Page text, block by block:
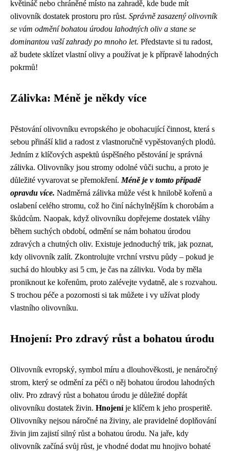
květináč nebo chráněné místo na zahradě, kde bude mít
olivovník dostatek prostoru pro růst. Správně zasazený olivovník
se vám odmění bohatou úrodou lahodných oliv a stane se
dominantou vaší zahrady po mnoho let. Představte si tu radost,
až budete sklízet vlastní olivy a používat je k přípravě lahodných
pokrmů!
Zálivka: Méně je někdy více
Pěstování olivovníku evropského je obohacující činnost, která s
sebou přináší klid a radost z vlastnoručně vypěstovaných plodů.
Jedním z klíčových aspektů úspěšného pěstování je správná
zálivka. Olivovníky jsou stromy odolné vůči suchu, a proto je
důležité vyvarovat se přemokření. Méně je v tomto případě
opravdu více. Nadměrná zálivka může vést k hnilobě kořenů a
oslabení celého stromu, což ho činí náchylnějším k chorobám a
škůdcům. Naopak, když olivovníku dopřejeme dostatek vláhy
během suchých období, odmění se nám bohatou úrodou
zdravých a chutných oliv. Existuje jednoduchý trik, jak poznat,
kdy olivovník zalít. Zkontrolujte vrchní vrstvu půdy – pokud je
suchá do hloubky asi 5 cm, je čas na zálivku. Voda by měla
proniknout ke kořenům, proto zalévejte vydatně, ale s rozvahou.
S trochou péče a pozornosti si tak můžete i vy užívat plody
vlastního olivovníku.
Hnojení: Pro zdravý růst a bohatou úrodu
Olivovník evropský, symbol míru a dlouhověkosti, je nenáročný
strom, který se odmění za péči o něj bohatou úrodou lahodných
oliv. Pro zdravý růst a bohatou úrodu je důležité dopřát
olivovníku dostatek živin. Hnojeníje klíčem k jeho prosperitě.
Olivovníky nejsou náročné na živiny, ale pravidelné doplňování
živin jim zajistí silný růst a bohatou úrodu. Na jaře, kdy
olivovník začíná svůj růst, je vhodné dodat mu hnojivo bohaté